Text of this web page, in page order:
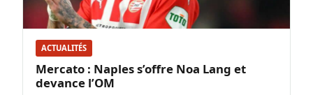
ACTUALITÉS
Mercato : Naples s’offre Noa Lang et
devance l’OM